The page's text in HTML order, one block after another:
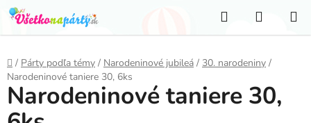
Prejsť
na
obsah
Hľadať
KOŠÍK
Domov
/ Párty podľa témy / Narodeninové jubileá / 30. narodeniny /
Narodeninové taniere 30, 6ks
Narodeninové taniere 30,